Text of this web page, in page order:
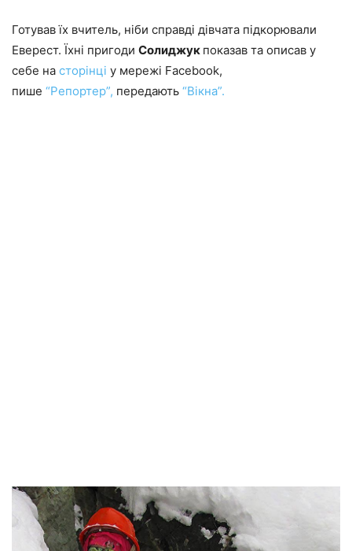
Готував їх вчитель, ніби справді дівчата підкорювали
Еверест. Їхні пригоди Солиджук показав та описав у
себе на сторінці у мережі Facebook,
пише “Репортер”, передають “Вікна”.